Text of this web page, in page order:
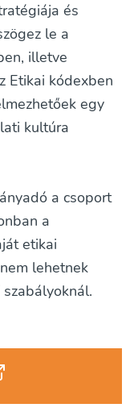
és
le a
illetve
Etikai kódexben
egy
kultúra
a csoport
a
etikai
lehetnek